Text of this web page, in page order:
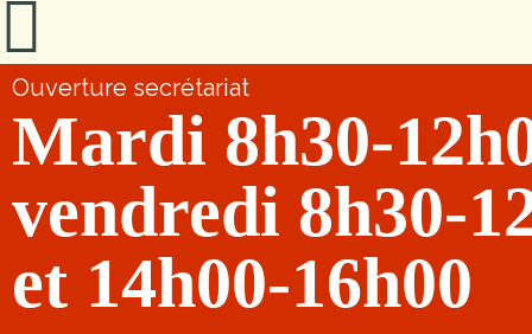
Ouverture secrétariat
Mardi 8h30-
vendredi 8h30-
et 14h00-16h00